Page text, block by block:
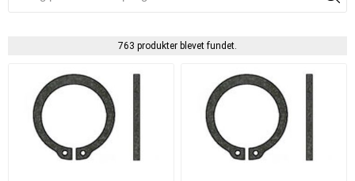
763 produkter blevet fundet.